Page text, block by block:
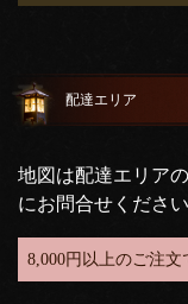
配達エリア
地図は配達エリア
にお問合せください
8,000円以上のご注